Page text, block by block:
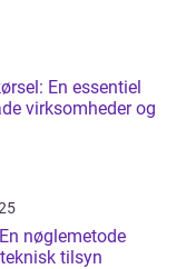
En essentiel
virksomheder og
nøglemetode
tilsyn